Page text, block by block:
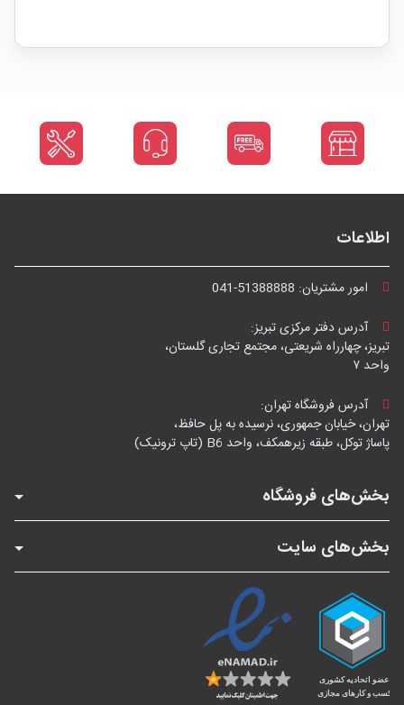
اطلاعات
امور مشتریان: 041-51388888
آدرس دفتر مرکزی تبریز:
تبریز، چهارراه شریعتی، مجتمع تجاری گلستان،
واحد ۷
آدرس فروشگاه تهران:
تهران، خیابان جمهوری، نرسیده به پل حافظ،
پاساژ توکل، طبقه زیرهمکف، واحد B6 (تاپ ترونیک)
بخش‌های فروشگاه
بخش‌های سایت